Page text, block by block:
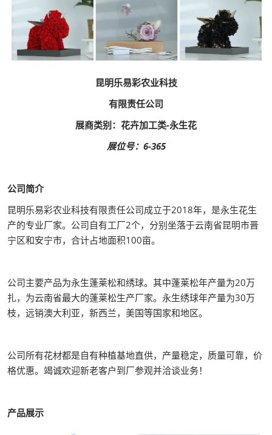
昆明乐易彩农业科技
有限责任公司
展商类别：花卉加工类-永生花
展位号：6-365
公司简介
昆明乐易彩农业科技有限责任公司成立于2018年，是永生花生
产的专业厂家。公司自有工厂2个，分别坐落于云南省昆明市晋
宁区和安宁市，合计占地面积100亩。
公司主要产品为永生蓬莱松和绣球。其中蓬莱松年产量为20万
扎，为云南省最大的蓬莱松生产厂家。永生绣球年产量为30万
枝，远销澳大利亚，新西兰，美国等国家和地区。
公司所有花材都是自有种植基地直供，产量稳定，质量可靠，价
格优惠。竭诚欢迎新老客户到厂参观并洽谈业务！
产品展示